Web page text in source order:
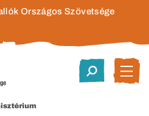
Országos Szövetsége